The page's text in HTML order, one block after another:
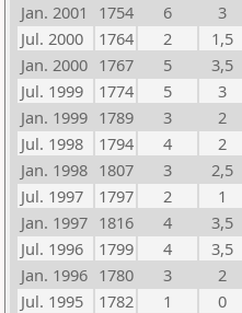
Jan. 2001
1754 6
3
Jul. 2000
1764 2
1,5
Jan. 2000 1767 5
3,5
Jul. 1999
1774 5
3
Jan. 1999 1789 3
2
Jul. 1998
1794 4
2
Jan. 1998 1807 3
2,5
Jul. 1997
1797 2
1
Jan. 1997 1816 4
3,5
Jul. 1996
1799 4
3,5
Jan. 1996 1780 3
2
Jul. 1995
1782 1
0